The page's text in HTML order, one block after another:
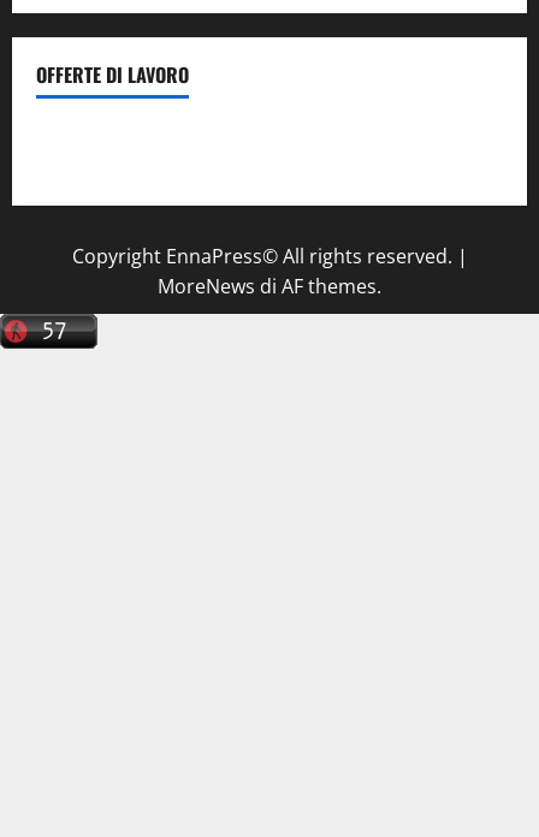
OFFERTE DI LAVORO
Copyright EnnaPress© All rights reserved. |
MoreNews di AF themes.